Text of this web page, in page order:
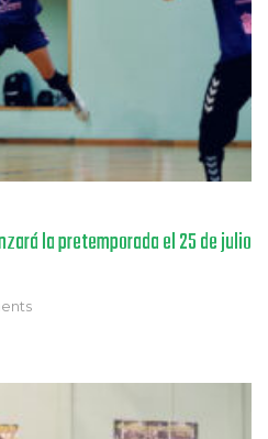
la pretemporada el 25 de julio